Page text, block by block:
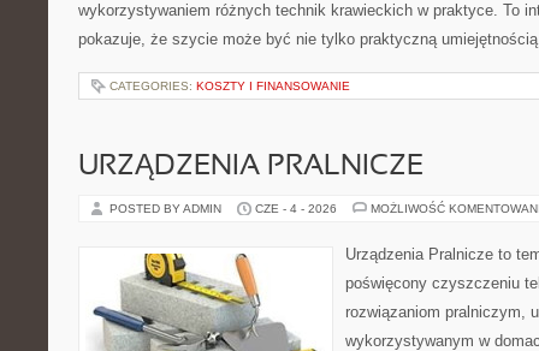
wykorzystywaniem różnych technik krawieckich w praktyce. To
pokazuje, że szycie może być nie tylko praktyczną
CATEGORIES: KOSZTY I FINANSOWANIE
URZĄDZENIA PRALNICZE
POSTED BY ADMIN CZE - 4 - 2026 MOŻLIWOŚĆ
Urządzenia Pralnicze to
poświęcony czyszczeniu
rozwiązaniom pralniczym,
wykorzystywanym w